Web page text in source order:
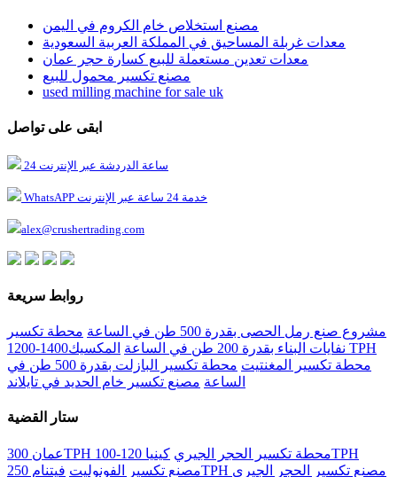
مصنع استخلاص خام الكروم في اليمن
معدات غربلة المساحيق في المملكة العربية السعودية
معدات تعدين مستعملة للبيع كسارة حجر عمان
مصنع تكسير محمول للبيع
used milling machine for sale uk
ابقى على تواصل
24 ساعة الدردشة عبر الإنترنت
WhatsAPP خدمة 24 ساعة عبر الإنترنت
alex@crushertrading.com
روابط سريعة
مشروع صنع رمل الحصى بقدرة 500 طن في الساعة
محطة تكسير
نفايات البناء بقدرة 200 طن في الساعة
المكسيك1400-1200 TPH
محطة تكسير المغنتيت
محطة تكسير البازلت بقدرة 500 طن في
الساعة مصنع تكسير خام الحديد في تايلاند
ستار القضية
عمان 300TPH محطة تكسير الحجر الجيري
كينيا 120-100TPH
مصنع تكسير الفونوليت
فيتنام 250TPH مصنع تكسير الحجر الجيري